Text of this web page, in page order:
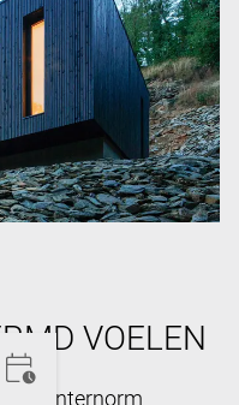
VOELEN
van Internorm